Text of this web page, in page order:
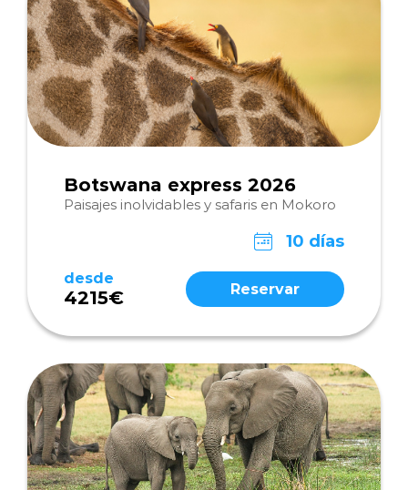
Botswana express 2026
Paisajes inolvidables y safaris en Mokoro
10 días
desde
4215€ Reservar